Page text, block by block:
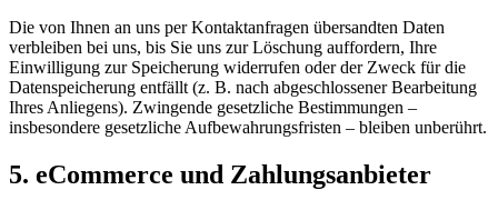
Die von Ihnen an uns per Kontaktanfragen übersandten Daten
verbleiben bei uns, bis Sie uns zur Löschung auffordern, Ihre
Einwilligung zur Speicherung widerrufen oder der Zweck für die
Datenspeicherung entfällt (z. B. nach abgeschlossener Bearbeitung
Ihres Anliegens). Zwingende gesetzliche Bestimmungen –
insbesondere gesetzliche Aufbewahrungsfristen – bleiben unberührt.
5. eCommerce und Zahlungs­anbieter